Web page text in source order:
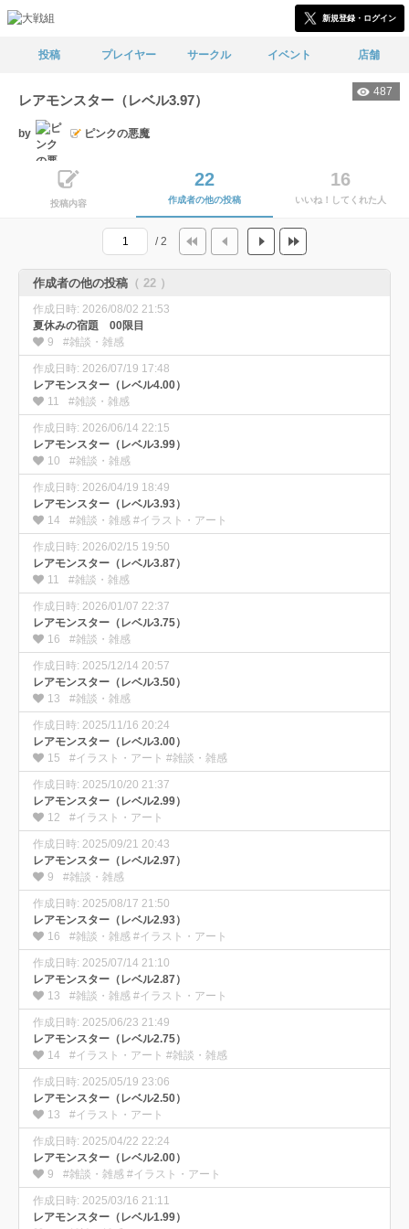
新規登録・ログイン
投稿 プレイヤー サークル イベント 店舗
487
レアモンスター（レベル3.97）
by ピンクの悪魔
投稿内容
22
作成者の他の投稿
16
いいね！してくれた人
/ 2
作成者の他の投稿 （ 22 ）
作成日時: 2026/08/02 21:53
夏休みの宿題 00限目
9
#雑談・雑感
作成日時: 2026/07/19 17:48
レアモンスター（レベル4.00）
11
#雑談・雑感
作成日時: 2026/06/14 22:15
レアモンスター（レベル3.99）
10
#雑談・雑感
作成日時: 2026/04/19 18:49
レアモンスター（レベル3.93）
14
#雑談・雑感 #イラスト・アート
作成日時: 2026/02/15 19:50
レアモンスター（レベル3.87）
11
#雑談・雑感
作成日時: 2026/01/07 22:37
レアモンスター（レベル3.75）
16
#雑談・雑感
作成日時: 2025/12/14 20:57
レアモンスター（レベル3.50）
13
#雑談・雑感
作成日時: 2025/11/16 20:24
レアモンスター（レベル3.00）
15
#イラスト・アート #雑談・雑感
作成日時: 2025/10/20 21:37
レアモンスター（レベル2.99）
12
#イラスト・アート
作成日時: 2025/09/21 20:43
レアモンスター（レベル2.97）
9
#雑談・雑感
作成日時: 2025/08/17 21:50
レアモンスター（レベル2.93）
16
#雑談・雑感 #イラスト・アート
作成日時: 2025/07/14 21:10
レアモンスター（レベル2.87）
13
#雑談・雑感 #イラスト・アート
作成日時: 2025/06/23 21:49
レアモンスター（レベル2.75）
14
#イラスト・アート #雑談・雑感
作成日時: 2025/05/19 23:06
レアモンスター（レベル2.50）
13
#イラスト・アート
作成日時: 2025/04/22 22:24
レアモンスター（レベル2.00）
9
#雑談・雑感 #イラスト・アート
作成日時: 2025/03/16 21:11
レアモンスター（レベル1.99）